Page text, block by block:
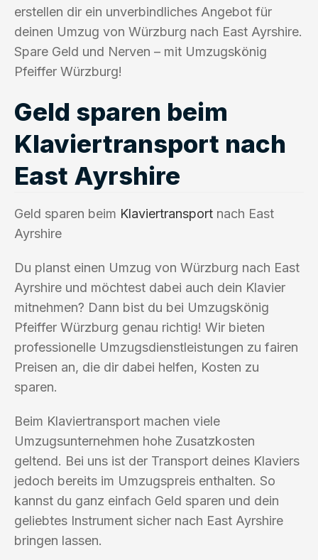
erstellen dir ein unverbindliches Angebot für
deinen Umzug von Würzburg nach East Ayrshire.
Spare Geld und Nerven – mit Umzugskönig
Pfeiffer Würzburg!
Geld sparen beim
Klaviertransport nach
East Ayrshire
Geld sparen beim Klaviertransport nach East
Ayrshire
Du planst einen Umzug von Würzburg nach East
Ayrshire und möchtest dabei auch dein Klavier
mitnehmen? Dann bist du bei Umzugskönig
Pfeiffer Würzburg genau richtig! Wir bieten
professionelle Umzugsdienstleistungen zu fairen
Preisen an, die dir dabei helfen, Kosten zu
sparen.
Beim Klaviertransport machen viele
Umzugsunternehmen hohe Zusatzkosten
geltend. Bei uns ist der Transport deines Klaviers
jedoch bereits im Umzugspreis enthalten. So
kannst du ganz einfach Geld sparen und dein
geliebtes Instrument sicher nach East Ayrshire
bringen lassen.